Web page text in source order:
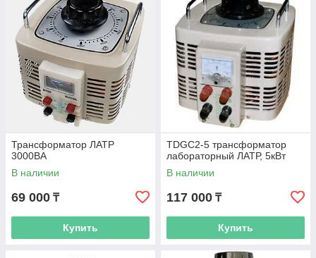
Трансформатор ЛАТР
3000ВА
В наличии
69 000 ₸
Купить
TDGC2-5 трансформатор
лабораторный ЛАТР, 5кВт
В наличии
117 000 ₸
Купить